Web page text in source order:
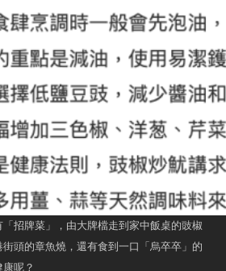
招牌菜」，由大牌檔走到家中飯桌的豉椒
頭的章魚燒，還有食到一口「烏卒卒」的
呢？